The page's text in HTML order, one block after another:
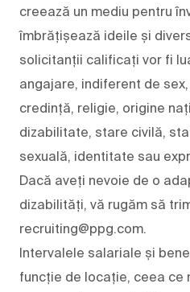
creează un mediu pentru
îmbrățișează ideile și
solicitanții calificați vor fi
angajare, indiferent de
credință, religie, origine
dizabilitate, stare civilă,
sexuală, identitate sau
Dacă aveți nevoie de o
dizabilități, vă rugăm să
recruiting@ppg.com.
Intervalele salariale și
funcție de locație, ceea ce